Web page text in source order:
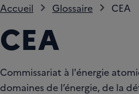
Accueil Glossaire CEA
CEA
Commissariat à l'énergie
domaines de l’énergie, de la